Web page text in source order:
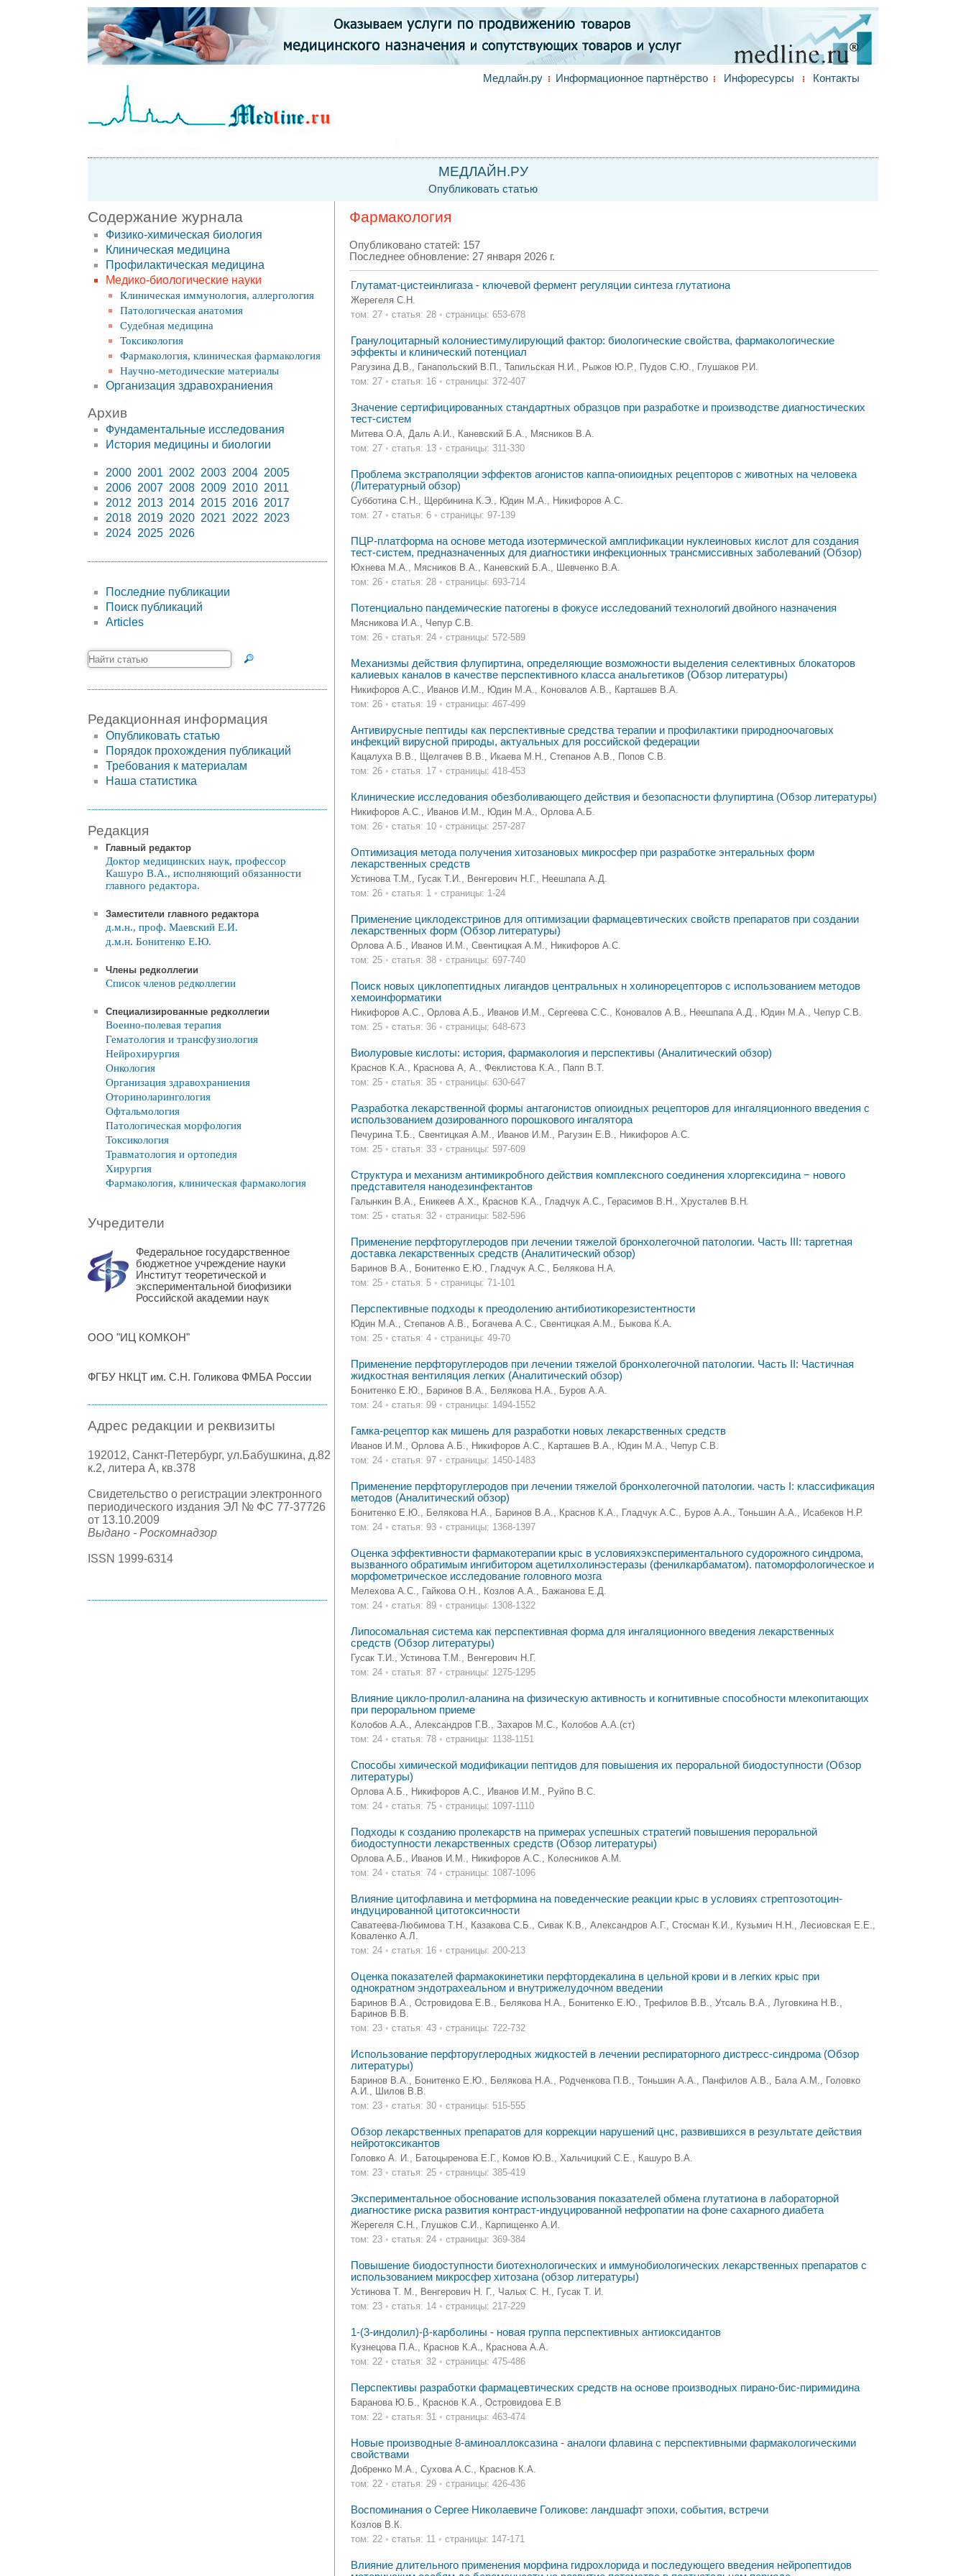
Медлайн.ру Информационное партнёрство Инфоресурсы Контакты
МЕДЛАЙН.РУ
Опубликовать статью
Содержание журнала
Физико-химическая биология
Клиническая медицина
Профилактическая медицина
Медико-биологические науки
Клиническая иммунология, аллергология
Патологическая анатомия
Судебная медицина
Токсикология
Фармакология, клиническая фармакология
Научно-методические материалы
Организация здравохраниения
Архив
Фундаментальные исследования
История медицины и биологии
2000 2001 2002 2003 2004 2005
2006 2007 2008 2009 2010 2011
2012 2013 2014 2015 2016 2017
2018 2019 2020 2021 2022 2023
2024 2025 2026
Последние публикации
Поиск публикаций
Articles
Редакционная информация
Опубликовать статью
Порядок прохождения публикаций
Требования к материалам
Наша статистика
Редакция
Главный редактор
Доктор медицинских наук, профессор
Кашуро В.А., исполняющий обязанности
главного редактора.
Заместители главного редактора
д.м.н., проф. Маевский Е.И.
д.м.н. Бонитенко Е.Ю.
Члены редколлегии
Список членов редколлегии
Специализированные редколлегии
Военно-полевая терапия
Гематология и трансфузиология
Нейрохирургия
Онкология
Организация здравохраниения
Оториноларингология
Офтальмология
Патологическая морфология
Токсикология
Травматология и ортопедия
Хирургия
Фармакология, клиническая фармакология
Учредители
Федеральное государственное
бюджетное учреждение науки
Институт теоретической и
экспериментальной биофизики
Российской академии наук
ООО "ИЦ КОМКОН"
ФГБУ НКЦТ им. С.Н. Голикова ФМБА России
Адрес редакции и реквизиты
192012, Санкт-Петербург, ул.Бабушкина, д.82
к.2, литера А, кв.378
Свидетельство о регистрации электронного
периодического издания ЭЛ № ФС 77-37726
от 13.10.2009
Выдано - Роскомнадзор
ISSN 1999-6314
Фармакология
Опубликовано статей: 157
Последнее обновление: 27 января 2026 г.
Глутамат-цистеинлигаза - ключевой фермент регуляции синтеза глутатиона
Жерегеля С.Н.
том: 27 • статья: 28 • страницы: 653-678
Гранулоцитарный колониестимулирующий фактор: биологические свойства, фармакологические
эффекты и клинический потенциал
Рагузина Д.В., Ганапольский В.П., Тапильская Н.И., Рыжов Ю.Р., Пудов С.Ю., Глушаков Р.И.
том: 27 • статья: 16 • страницы: 372-407
Значение сертифицированных стандартных образцов при разработке и производстве диагностических
тест-систем
Митева О.А, Даль А.И., Каневский Б.А., Мясников В.А.
том: 27 • статья: 13 • страницы: 311-330
Проблема экстраполяции эффектов агонистов каппа-опиоидных рецепторов с животных на человека
(Литературный обзор)
Субботина С.Н., Щербинина К.Э., Юдин М.А., Никифоров А.С.
том: 27 • статья: 6 • страницы: 97-139
ПЦР-платформа на основе метода изотермической амплификации нуклеиновых кислот для создания
тест-систем, предназначенных для диагностики инфекционных трансмиссивных заболеваний (Обзор)
Юхнева М.А., Мясников В.А., Каневский Б.А., Шевченко В.А.
том: 26 • статья: 28 • страницы: 693-714
Потенциально пандемические патогены в фокусе исследований технологий двойного назначения
Мясникова И.А., Чепур С.В.
том: 26 • статья: 24 • страницы: 572-589
Механизмы действия флупиртина, определяющие возможности выделения селективных блокаторов
калиевых каналов в качестве перспективного класса анальгетиков (Обзор литературы)
Никифоров А.С., Иванов И.М., Юдин М.А., Коновалов А.В., Карташев В.А.
том: 26 • статья: 19 • страницы: 467-499
Антивирусные пептиды как перспективные средства терапии и профилактики природноочаговых
инфекций вирусной природы, актуальных для российской федерации
Кацалуха В.В., Щелгачев В.В., Икаева М.Н., Степанов А.В., Попов С.В.
том: 26 • статья: 17 • страницы: 418-453
Клинические исследования обезболивающего действия и безопасности флупиртина (Обзор литературы)
Никифоров А.С., Иванов И.М., Юдин М.А., Орлова А.Б.
том: 26 • статья: 10 • страницы: 257-287
Оптимизация метода получения хитозановых микросфер при разработке энтеральных форм
лекарственных средств
Устинова Т.М., Гусак Т.И., Венгерович Н.Г., Неешпапа А.Д.
том: 26 • статья: 1 • страницы: 1-24
Применение циклодекстринов для оптимизации фармацевтических свойств препаратов при создании
лекарственных форм (Обзор литературы)
Орлова А.Б., Иванов И.М., Свентицкая А.М., Никифоров А.С.
том: 25 • статья: 38 • страницы: 697-740
Поиск новых циклопептидных лигандов центральных н холинорецепторов с использованием методов
хемоинформатики
Никифоров А.С., Орлова А.Б., Иванов И.М., Сергеева С.С., Коновалов А.В., Неешпапа А.Д., Юдин М.А., Чепур С.В.
том: 25 • статья: 36 • страницы: 648-673
Виолуровые кислоты: история, фармакология и перспективы (Аналитический обзор)
Краснов К.А., Краснова А, А., Феклистова К.А., Папп В.Т.
том: 25 • статья: 35 • страницы: 630-647
Разработка лекарственной формы антагонистов опиоидных рецепторов для ингаляционного введения с
использованием дозированного порошкового ингалятора
Печурина Т.Б., Свентицкая А.М., Иванов И.М., Рагузин Е.В., Никифоров А.С.
том: 25 • статья: 33 • страницы: 597-609
Структура и механизм антимикробного действия комплексного соединения хлоргексидина − нового
представителя нанодезинфектантов
Галынкин В.А., Еникеев А.Х., Краснов К.А., Гладчук А.С., Герасимов В.Н., Хрусталев В.Н.
том: 25 • статья: 32 • страницы: 582-596
Применение перфторуглеродов при лечении тяжелой бронхолегочной патологии. Часть III: таргетная
доставка лекарственных средств (Аналитический обзор)
Баринов В.А., Бонитенко Е.Ю., Гладчук А.С., Белякова Н.А.
том: 25 • статья: 5 • страницы: 71-101
Перспективные подходы к преодолению антибиотикорезистентности
Юдин М.А., Степанов А.В., Богачева А.С., Свентицкая А.М., Быкова К.А.
том: 25 • статья: 4 • страницы: 49-70
Применение перфторуглеродов при лечении тяжелой бронхолегочной патологии. Часть II: Частичная
жидкостная вентиляция легких (Аналитический обзор)
Бонитенко Е.Ю., Баринов В.А., Белякова Н.А., Буров А.А.
том: 24 • статья: 99 • страницы: 1494-1552
Гамка-рецептор как мишень для разработки новых лекарственных средств
Иванов И.М., Орлова А.Б., Никифоров А.С., Карташев В.А., Юдин М.А., Чепур С.В.
том: 24 • статья: 97 • страницы: 1450-1483
Применение перфторуглеродов при лечении тяжелой бронхолегочной патологии. часть I: классификация
методов (Аналитический обзор)
Бонитенко Е.Ю., Белякова Н.А., Баринов В.А., Краснов К.А., Гладчук А.С., Буров А.А., Тоньшин А.А., Исабеков Н.Р.
том: 24 • статья: 93 • страницы: 1368-1397
Оценка эффективности фармакотерапии крыс в условияхэкспериментального судорожного синдрома,
вызванного обратимым ингибитором ацетилхолинэстеразы (фенилкарбаматом). патоморфологическое и
морфометрическое исследование головного мозга
Мелехова А.С., Гайкова О.Н., Козлов А.А., Бажанова Е.Д.
том: 24 • статья: 89 • страницы: 1308-1322
Липосомальная система как перспективная форма для ингаляционного введения лекарственных
средств (Обзор литературы)
Гусак Т.И., Устинова Т.М., Венгерович Н.Г.
том: 24 • статья: 87 • страницы: 1275-1295
Влияние цикло-пролил-аланина на физическую активность и когнитивные способности млекопитающих
при пероральном приеме
Колобов А.А., Александров Г.В., Захаров М.С., Колобов А.А.(ст)
том: 24 • статья: 78 • страницы: 1138-1151
Cпособы химической модификации пептидов для повышения их пероральной биодоступности (Обзор
литературы)
Орлова А.Б., Никифоров А.С., Иванов И.М., Руйпо В.С.
том: 24 • статья: 75 • страницы: 1097-1110
Подходы к созданию пролекарств на примерах успешных стратегий повышения пероральной
биодоступности лекарственных средств (Обзор литературы)
Орлова А.Б., Иванов И.М., Никифоров А.С., Колесников А.М.
том: 24 • статья: 74 • страницы: 1087-1096
Влияние цитофлавина и метформина на поведенческие реакции крыс в условиях стрептозотоцин-
индуцированной цитотоксичности
Саватеева-Любимова Т.Н., Казакова С.Б., Сивак К.В., Александров А.Г., Стосман К.И., Кузьмич Н.Н., Лесиовская Е.Е.,
Коваленко А.Л.
том: 24 • статья: 16 • страницы: 200-213
Оценка показателей фармакокинетики перфтордекалина в цельной крови и в легких крыс при
однократном эндотрахеальном и внутрижелудочном введении
Баринов В.А., Островидова Е.В., Белякова Н.А., Бонитенко Е.Ю., Трефилов В.В., Утсаль В.А., Луговкина Н.В.,
Баринов В.В.
том: 23 • статья: 43 • страницы: 722-732
Использование перфторуглеродных жидкостей в лечении респираторного дистресс-синдрома (Обзор
литературы)
Баринов В.А., Бонитенко Е.Ю., Белякова Н.А., Родченкова П.В., Тоньшин А.А., Панфилов А.В., Бала А.М., Головко
А.И., Шилов В.В.
том: 23 • статья: 30 • страницы: 515-555
Обзор лекарственных препаратов для коррекции нарушений цнс, развившихся в результате действия
нейротоксикантов
Головко А. И., Батоцыренова Е.Г., Комов Ю.В., Хальчицкий С.Е., Кашуро В.А.
том: 23 • статья: 25 • страницы: 385-419
Экспериментальное обоснование использования показателей обмена глутатиона в лабораторной
диагностике риска развития контраст-индуцированной нефропатии на фоне сахарного диабета
Жерегеля С.Н., Глушков С.И., Карпищенко А.И.
том: 23 • статья: 24 • страницы: 369-384
Повышение биодоступности биотехнологических и иммунобиологических лекарственных препаратов с
использованием микросфер хитозана (обзор литературы)
Устинова Т. М., Венгерович Н. Г., Чалых С. Н., Гусак Т. И.
том: 23 • статья: 14 • страницы: 217-229
1-(3-индолил)-β-карболины - новая группа перспективных антиоксидантов
Кузнецова П.А., Краснов К.А., Краснова А.А.
том: 22 • статья: 32 • страницы: 475-486
Перспективы разработки фармацевтических средств на основе производных пирано-бис-пиримидина
Баранова Ю.Б., Краснов К.А., Островидова Е.В
том: 22 • статья: 31 • страницы: 463-474
Новые производные 8-аминоаллоксазина - аналоги флавина с перспективными фармакологическими
свойствами
Добренко М.А., Сухова А.С., Краснов К.А.
том: 22 • статья: 29 • страницы: 426-436
Воспоминания о Сергее Николаевиче Голикове: ландшафт эпохи, события, встречи
Козлов В.К.
том: 22 • статья: 11 • страницы: 147-171
Влияние длительного применения морфина гидрохлорида и последующего введения нейропептидов